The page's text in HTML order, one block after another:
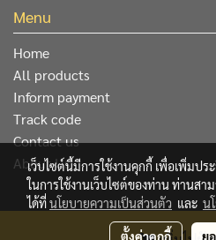
Menu
Home
All products
Inform payment
Track code
Contact us
About Us
@ Copyright 2019 All Rights
เว็บไซต์นี้มีการใช้งานคุกกี้ เพื่อเพิ่มป
ในการใช้งานเว็บไซต์ของท่าน ท่านสา
ได้ที่นโยบายความเป็นส่วนตัว และ น
ตั้งค่าคุกกี้ ย